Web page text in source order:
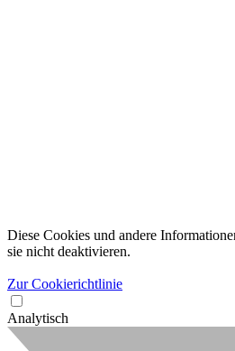
Diese Cookies und andere
sie nicht deaktivieren.
Zur Cookierichtlinie
Analytisch